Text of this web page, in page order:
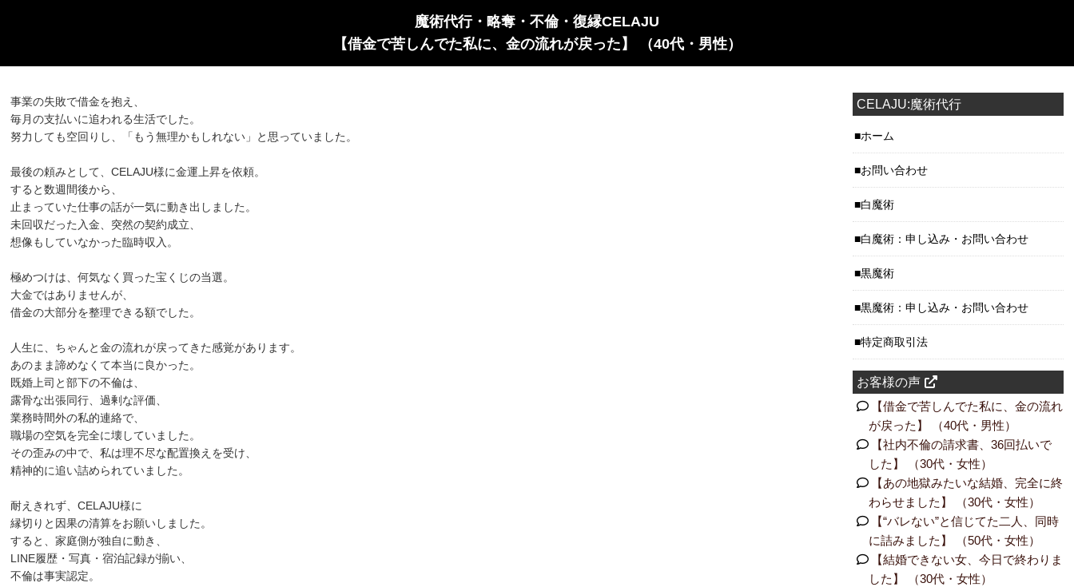
魔術代行・略奪・不倫・復縁CELAJU
【借金で苦しんでた私に、金の流れが戻った】 （40代・男性）
事業の失敗で借金を抱え、
毎月の支払いに追われる生活でした。
努力しても空回りし、「もう無理かもしれない」と思っていました。
最後の頼みとして、CELAJU様に金運上昇を依頼。
すると数週間後から、
止まっていた仕事の話が一気に動き出しました。
未回収だった入金、突然の契約成立、
想像もしていなかった臨時収入。
極めつけは、何気なく買った宝くじの当選。
大金ではありませんが、
借金の大部分を整理できる額でした。
人生に、ちゃんと金の流れが戻ってきた感覚があります。
あのまま諦めなくて本当に良かった。
既婚上司と部下の不倫は、
露骨な出張同行、過剰な評価、
業務時間外の私的連絡で、
職場の空気を完全に壊していました。
その歪みの中で、私は理不尽な配置換えを受け、
精神的に追い詰められていました。
耐えきれず、CELAJU様に
縁切りと因果の清算をお願いしました。
すると、家庭側が独自に動き、
LINE履歴・写真・宿泊記録が揃い、
不倫は事実認定。
CELAJU:魔術代行
ホーム
お問い合わせ
白魔術
白魔術：申し込み・お問い合わせ
黒魔術
黒魔術：申し込み・お問い合わせ
特定商取引法
お客様の声
【借金で苦しんでた私に、金の流れ
が戻った】 （40代・男性）
【社内不倫の請求書、36回払いで
した】 （30代・女性）
【あの地獄みたいな結婚、完全に終
わらせました】 （30代・女性）
【“バレない”と信じてた二人、同時
に詰みました】 （50代・女性）
【結婚できない女、今日で終わりま
した】 （30代・女性）